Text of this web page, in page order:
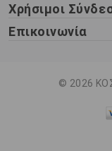
Χρήσιμοι
Επικοινωνία
© 2026